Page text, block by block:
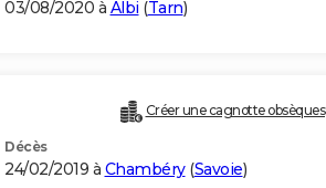
03/08/2020 à Albi (Tarn)
Créer une cagnotte obsèques
Décès
24/02/2019 à Chambéry(Savoie)